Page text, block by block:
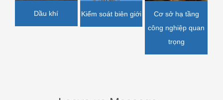
Dầu khí Kiểm soát biên giới
Cơ sở hạ tầng
công nghiệp quan
trọng